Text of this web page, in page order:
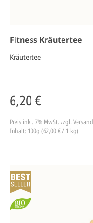
Fitness Kräutertee
Kräutertee
6,20 €
Preis inkl. 7% MwSt. zzgl. Versand
Inhalt: 100g (62,00 € / 1 kg)